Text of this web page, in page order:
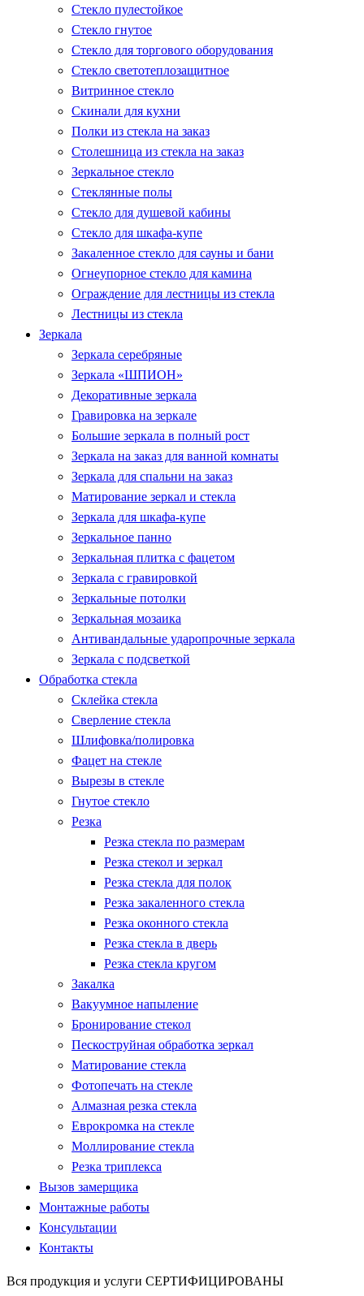
Стекло пулестойкое
Стекло гнутое
Стекло для торгового оборудования
Стекло светотеплозащитное
Витринное стекло
Скинали для кухни
Полки из стекла на заказ
Столешница из стекла на заказ
Зеркальное стекло
Стеклянные полы
Стекло для душевой кабины
Стекло для шкафа-купе
Закаленное стекло для сауны и бани
Огнеупорное стекло для камина
Ограждение для лестницы из стекла
Лестницы из стекла
Зеркала
Зеркала серебряные
Зеркала «ШПИОН»
Декоративные зеркала
Гравировка на зеркале
Большие зеркала в полный рост
Зеркала на заказ для ванной комнаты
Зеркала для спальни на заказ
Матирование зеркал и стекла
Зеркала для шкафа-купе
Зеркальное панно
Зеркальная плитка с фацетом
Зеркала с гравировкой
Зеркальные потолки
Зеркальная мозаика
Антивандальные ударопрочные зеркала
Зеркала с подсветкой
Обработка стекла
Склейка стекла
Сверление стекла
Шлифовка/полировка
Фацет на стекле
Вырезы в стекле
Гнутое стекло
Резка
Резка стекла по размерам
Резка стекол и зеркал
Резка стекла для полок
Резка закаленного стекла
Резка оконного стекла
Резка стекла в дверь
Резка стекла кругом
Закалка
Вакуумное напыление
Бронирование стекол
Пескоструйная обработка зеркал
Матирование стекла
Фотопечать на стекле
Алмазная резка стекла
Еврокромка на стекле
Моллирование стекла
Резка триплекса
Вызов замерщика
Монтажные работы
Консультации
Контакты
Вся продукция и услуги СЕРТИФИЦИРОВАНЫ